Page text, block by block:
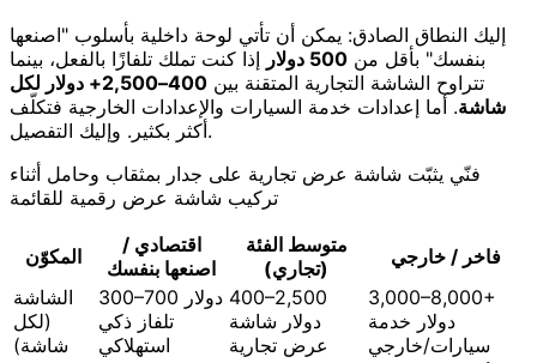
إليك النطاق الصادق: يمكن أن تأتي لوحة داخلية بأسلوب "اصنعها
بنفسك" بأقل من 500 دولار
إذا كنت تملك تلفازًا بالفعل، بينما
تتراوح الشاشة التجارية المتقنة بين
400–2,500+ دولار لكل
شاشة. أما إعدادات خدمة السيارات والإعدادات الخارجية فتكلّف
أكثر بكثير. وإليك التفصيل.
فنّي يثبّت شاشة عرض تجارية على جدار بمثقاب وحامل أثناء
تركيب شاشة عرض رقمية للقائمة
المكوّن
اقتصادي /
اصنعها بنفسك
متوسط الفئة
(تجاري)
فاخر / خارجي
الشاشة
(لكل
شاشة)
300–700 دولار
تلفاز ذكي
استهلاكي
400–2,500
دولار شاشة
عرض تجارية
3,000–8,000+
دولار خدمة
سيارات/خارجي